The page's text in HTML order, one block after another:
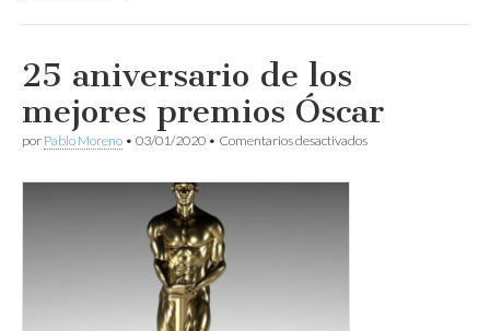
25 aniversario de los
mejores premios Óscar
por Pablo Moreno • 03/01/2020 • Comentarios desactivadosen